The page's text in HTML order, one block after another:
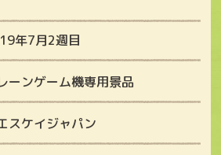
年7月2週目
ーンゲーム機専用景品
スケイジャパン